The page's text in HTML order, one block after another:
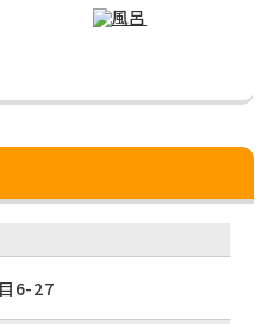
6-27